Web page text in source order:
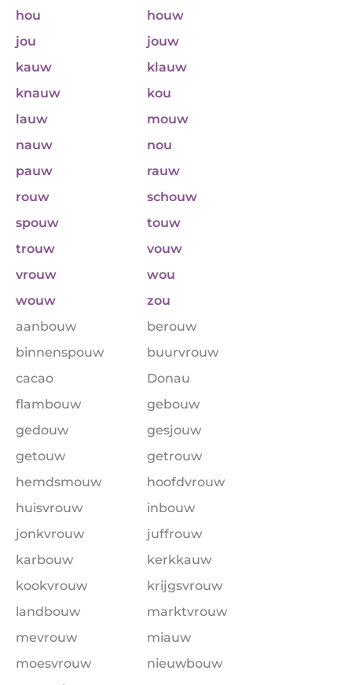
hou
houw
jou
jouw
kauw
klauw
knauw
kou
lauw
mouw
nauw
nou
pauw
rauw
rouw
schouw
spouw
touw
trouw
vouw
vrouw
wou
wouw
zou
aanbouw
berouw
binnenspouw
buurvrouw
cacao
Donau
flambouw
gebouw
gedouw
gesjouw
getouw
getrouw
hemdsmouw
hoofdvrouw
huisvrouw
inbouw
jonkvrouw
juffrouw
karbouw
kerkkauw
kookvrouw
krijgsvrouw
landbouw
marktvrouw
mevrouw
miauw
moesvrouw
nieuwbouw